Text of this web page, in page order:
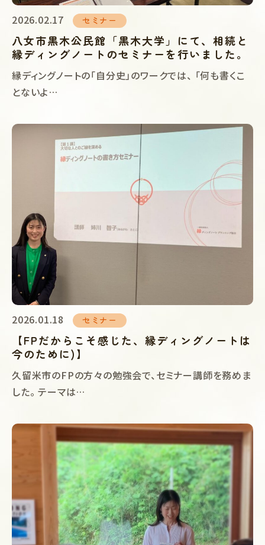
2026.02.17 セミナー
八女市黒木公民館「黒木大学」にて、相続と
縁ディングノートのセミナーを行いました。
縁ディングノートの「自分史」のワークでは、 「何も書くこ
とないよ…
2026.01.18 セミナー
【FPだからこそ感じた、縁ディングノートは
今のために)】
久留米市のFPの方々の勉強会で、セミナー講師を務めま
した。 テーマは…